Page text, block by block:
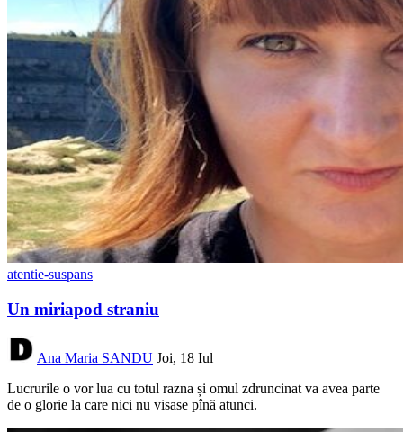
atentie-suspans
Un miriapod straniu
Ana Maria SANDU Joi, 18 Iul
Lucrurile o vor lua cu totul razna și omul zdruncinat va avea parte
de o glorie la care nici nu visase pînă atunci.